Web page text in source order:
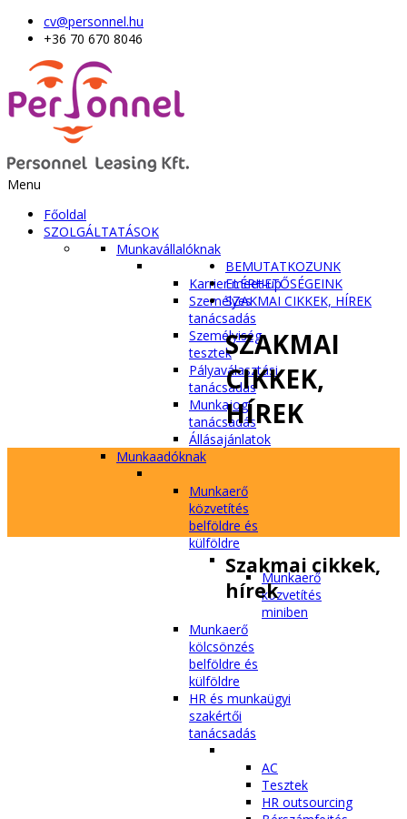
cv@personnel.hu
+36 70 670 8046
Menu
Főoldal
SZOLGÁLTATÁSOK
Munkavállalóknak
Karrier meet-up
Személyes
tanácsadás
Személyiség
tesztek
Pályaválasztási
tanácsadás
Munkajogi
tanácsadás
Állásajánlatok
Munkaadóknak
Munkaerő
közvetítés
belföldre és
külföldre
Munkaerő
közvetítés
miniben
Munkaerő
kölcsönzés
belföldre és
külföldre
HR és munkaügyi
szakértői
tanácsadás
AC
Tesztek
HR outsourcing
BEMUTATKOZUNK
ELÉRHETŐSÉGEINK
SZAKMAI CIKKEK, HÍREK
SZAKMAI
CIKKEK,
HÍREK
Szakmai cikkek,
hírek